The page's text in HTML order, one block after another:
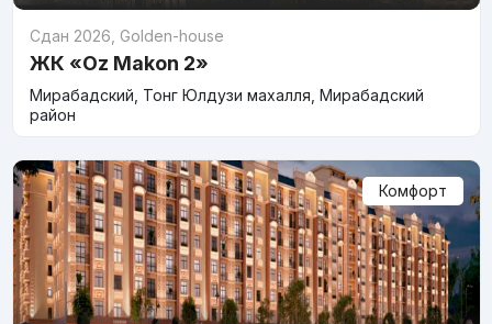
Сдан 2026 Golden-house
ЖК «Oz Makon 2»
Мирабадский, Тонг Юлдузи махалля, Мирабадский
район
Комфорт